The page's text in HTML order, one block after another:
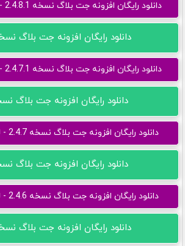
دانلود رایگان افزونه جت بلاگ نسخه 2.4.8.1 - لینک سرور کمکی
دانلود رایگان افزونه جت بلاگ نسخه
دانلود رایگان افزونه جت بلاگ نسخه 2.4.7.1 - لینک سرور کمکی
دانلود رایگان افزونه جت بلاگ نسخه
دانلود رایگان افزونه جت بلاگ نسخه 2.4.7 - لینک سرور کمکی
دانلود رایگان افزونه جت بلاگ نسخه
دانلود رایگان افزونه جت بلاگ نسخه 2.4.6 - لینک سرور کمکی
دانلود رایگان افزونه جت بلاگ نسخه